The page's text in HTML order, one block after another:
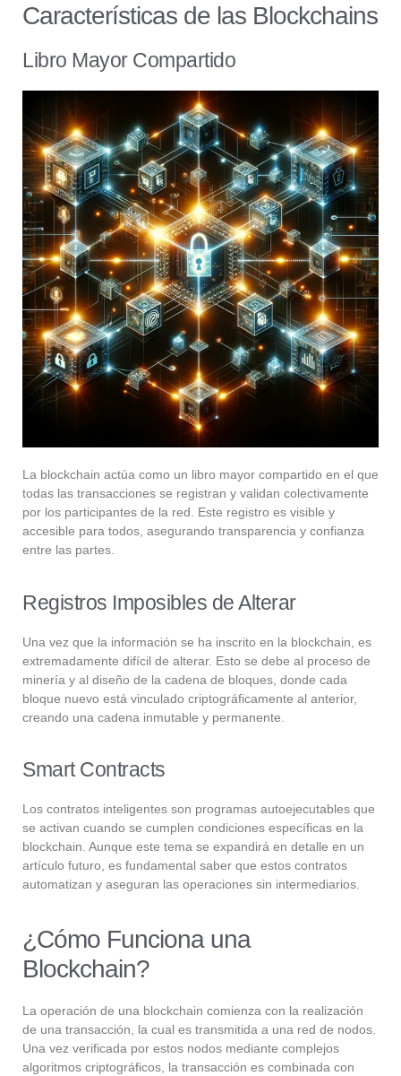
Características de las Blockchains
Libro Mayor Compartido
La blockchain actúa como un libro mayor compartido en el que
todas las transacciones se registran y validan colectivamente
por los participantes de la red. Este registro es visible y
accesible para todos, asegurando transparencia y confianza
entre las partes.
Registros Imposibles de Alterar
Una vez que la información se ha inscrito en la blockchain, es
extremadamente difícil de alterar. Esto se debe al proceso de
minería y al diseño de la cadena de bloques, donde cada
bloque nuevo está vinculado criptográficamente al anterior,
creando una cadena inmutable y permanente.
Smart Contracts
Los contratos inteligentes son programas autoejecutables que
se activan cuando se cumplen condiciones específicas en la
blockchain. Aunque este tema se expandirá en detalle en un
artículo futuro, es fundamental saber que estos contratos
automatizan y aseguran las operaciones sin intermediarios.
¿Cómo Funciona una
Blockchain?
La operación de una blockchain comienza con la realización
de una transacción, la cual es transmitida a una red de nodos.
Una vez verificada por estos nodos mediante complejos
algoritmos criptográficos, la transacción es combinada con